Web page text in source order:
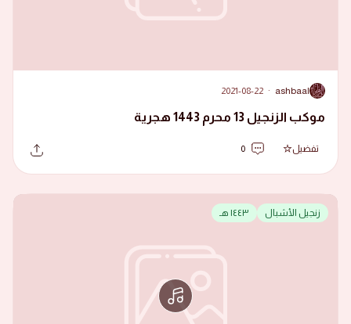
A
ashbaal
·
2021-08-22
موكب الزنجيل 13 محرم 1443 هجرية
تفضيل 0
زنجيل الأشبال ١٤٤٣ هـ